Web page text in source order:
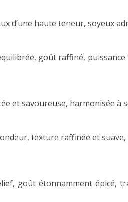
d’une haute teneur, soyeux
goût raffiné,
et savoureuse, harmonisée à
texture raffinée et suave,
goût étonnamment épicé,